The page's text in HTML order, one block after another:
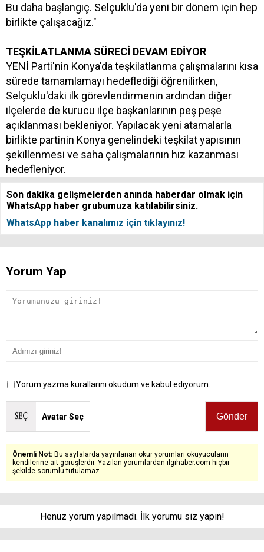
Bu daha başlangıç. Selçuklu'da yeni bir dönem için hep
birlikte çalışacağız."
TEŞKİLATLANMA SÜRECİ DEVAM EDİYOR
YENİ Parti'nin Konya'da teşkilatlanma çalışmalarını kısa
sürede tamamlamayı hedeflediği öğrenilirken,
Selçuklu'daki ilk görevlendirmenin ardından diğer
ilçelerde de kurucu ilçe başkanlarının peş peşe
açıklanması bekleniyor. Yapılacak yeni atamalarla
birlikte partinin Konya genelindeki teşkilat yapısının
şekillenmesi ve saha çalışmalarının hız kazanması
hedefleniyor.
Son dakika gelişmelerden anında haberdar olmak için
WhatsApp haber grubumuza katılabilirsiniz.
WhatsApp haber kanalımız için tıklayınız!
Yorum Yap
Yorum yazma kurallarını okudum ve kabul ediyorum.
Avatar Seç
Önemli Not: Bu sayfalarda yayınlanan okur yorumları okuyucuların
kendilerine ait görüşlerdir. Yazılan yorumlardan ilgihaber.com hiçbir
şekilde sorumlu tutulamaz.
Henüz yorum yapılmadı. İlk yorumu siz yapın!